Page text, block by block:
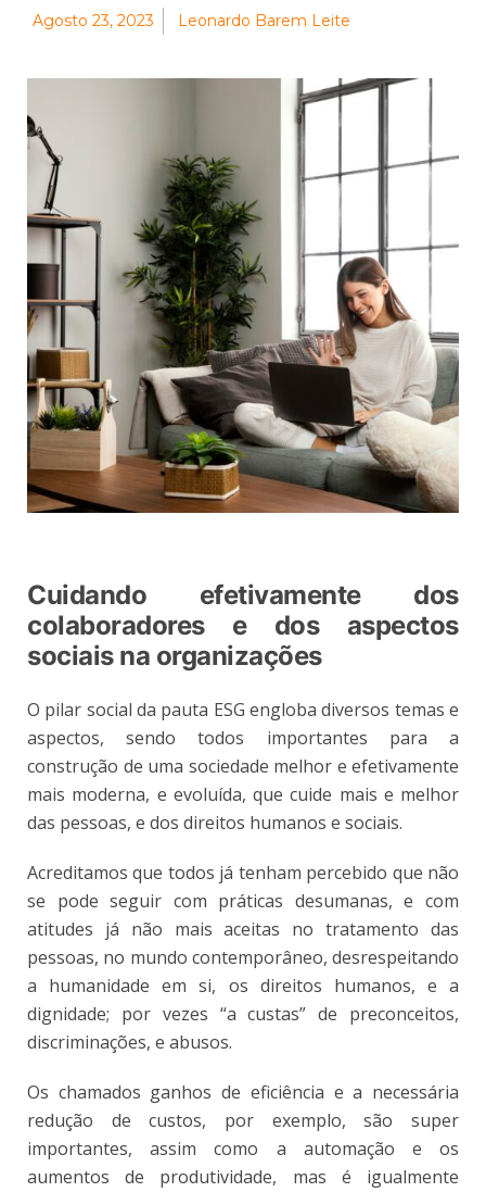
Agosto 23, 2023 Leonardo Barem Leite
Cuidando efetivamente dos
colaboradores e dos aspectos
sociais na organizações
O pilar social da pauta ESG engloba diversos temas e
aspectos, sendo todos importantes para a
construção de uma sociedade melhor e efetivamente
mais moderna, e evoluída, que cuide mais e melhor
das pessoas, e dos direitos humanos e sociais.
Acreditamos que todos já tenham percebido que não
se pode seguir com práticas desumanas, e com
atitudes já não mais aceitas no tratamento das
pessoas, no mundo contemporâneo, desrespeitando
a humanidade em si, os direitos humanos, e a
dignidade; por vezes “a custas” de preconceitos,
discriminações, e abusos.
Os chamados ganhos de eficiência e a necessária
redução de custos, por exemplo, são super
importantes, assim como a automação e os
aumentos de produtividade, mas é igualmente